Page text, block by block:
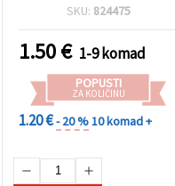
SKU: 824475
1.50€ 1-9 komad
POPUSTI
ZA KOLIČINU
1.20 €- 20 %10 komad +